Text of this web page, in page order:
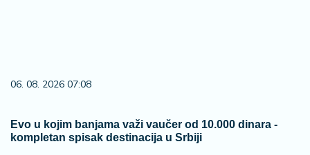
06. 08. 2026 07:08
Evo u kojim banjama važi vaučer od 10.000 dinara -
kompletan spisak destinacija u Srbiji